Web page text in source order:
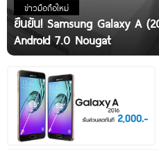
ข่าวมือถือใหม่
ยืนยัน! Samsung Galaxy A
Android 7.0 Nougat